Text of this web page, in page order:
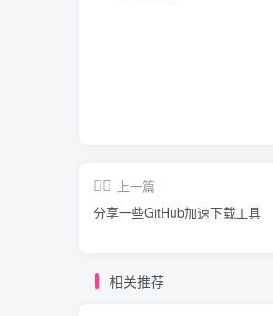
上一篇
分享一些GitHub加速下载工具
相关推荐